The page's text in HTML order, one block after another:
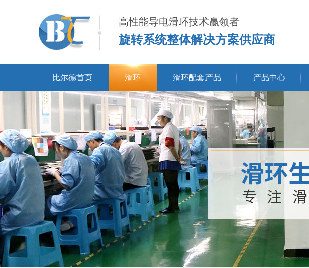
高性能导电滑环技术赢领者
旋转系统整体解决方案供应商
比尔德首页 滑环 滑环配套产品 产品中心